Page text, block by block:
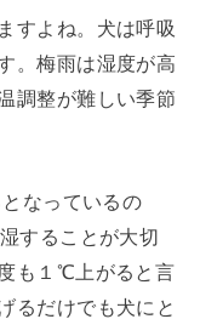
すよね。犬は呼吸
。梅雨は湿度が高
調整が難しい季節
なっているの
することが大切
も１℃上がると言
るだけでも犬にと